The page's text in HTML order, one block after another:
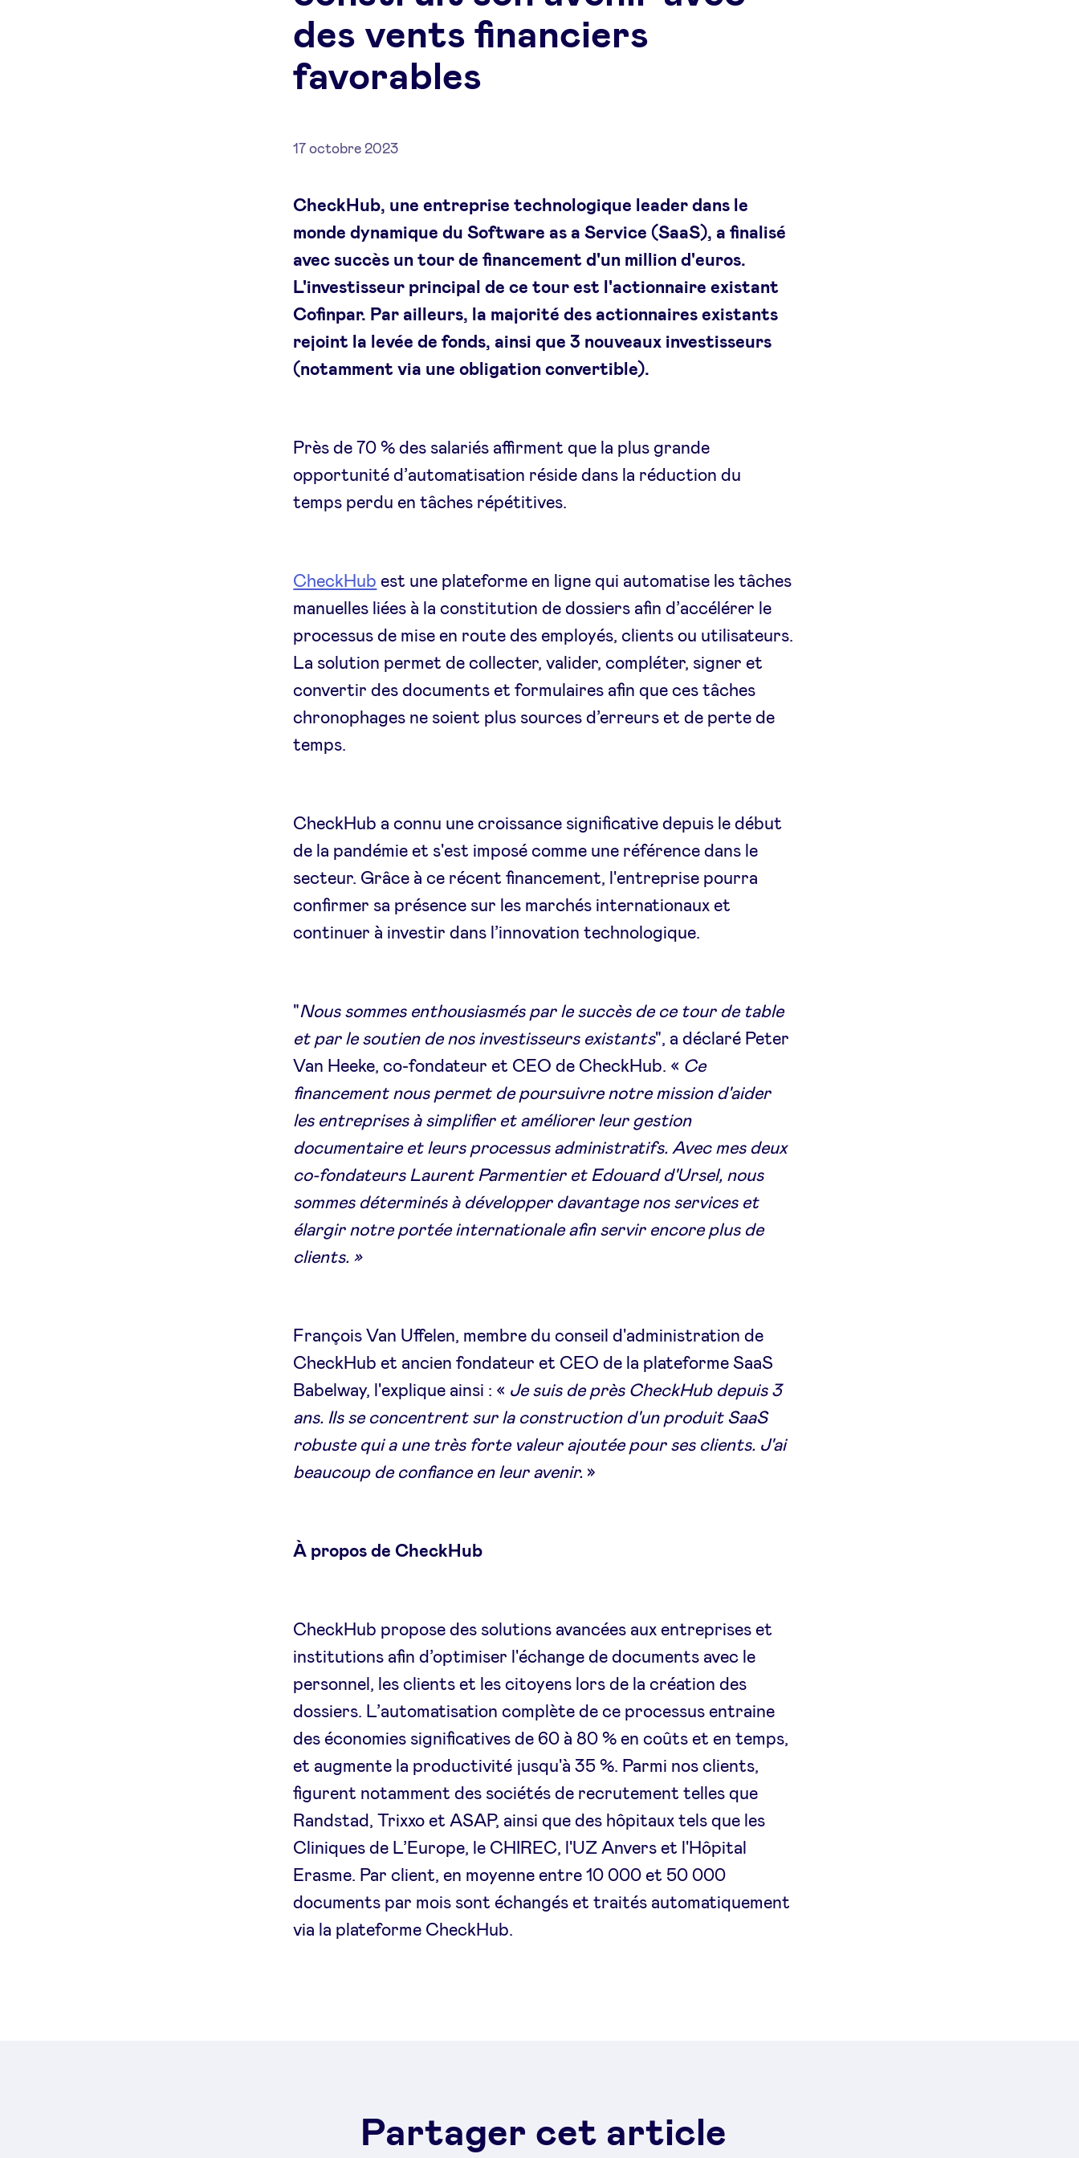
des vents financiers
favorables
17 octobre 2023
CheckHub, une entreprise technologique leader dans le
monde dynamique du Software as a Service (SaaS), a finalisé
avec succès un tour de financement d'un million d'euros.
L'investisseur principal de ce tour est l'actionnaire existant
Cofinpar. Par ailleurs, la majorité des actionnaires existants
rejoint la levée de fonds, ainsi que 3 nouveaux investisseurs
(notamment via une obligation convertible).
Près de 70 % des salariés affirment que la plus grande
opportunité d’automatisation réside dans la réduction du
temps perdu en tâches répétitives.
CheckHub est une plateforme en ligne qui automatise les tâches
manuelles liées à la constitution de dossiers afin d’accélérer le
processus de mise en route des employés, clients ou utilisateurs.
La solution permet de collecter, valider, compléter, signer et
convertir des documents et formulaires afin que ces tâches
chronophages ne soient plus sources d’erreurs et de perte de
temps.
CheckHub a connu une croissance significative depuis le début
de la pandémie et s'est imposé comme une référence dans le
secteur. Grâce à ce récent financement, l'entreprise pourra
confirmer sa présence sur les marchés internationaux et
continuer à investir dans l’innovation technologique.
"Nous sommes enthousiasmés par le succès de ce tour de table
et par le soutien de nos investisseurs existants", a déclaré Peter
Van Heeke, co-fondateur et CEO de CheckHub. « Ce
financement nous permet de poursuivre notre mission d'aider
les entreprises à simplifier et améliorer leur gestion
documentaire et leurs processus administratifs. Avec mes deux
co-fondateurs Laurent Parmentier et Edouard d'Ursel, nous
sommes déterminés à développer davantage nos services et
élargir notre portée internationale afin servir encore plus de
clients. »
François Van Uffelen, membre du conseil d'administration de
CheckHub et ancien fondateur et CEO de la plateforme SaaS
Babelway, l'explique ainsi : « Je suis de près CheckHub depuis 3
ans. Ils se concentrent sur la construction d'un produit SaaS
robuste qui a une très forte valeur ajoutée pour ses clients. J'ai
beaucoup de confiance en leur avenir. »
À propos de CheckHub
CheckHub propose des solutions avancées aux entreprises et
institutions afin d’optimiser l'échange de documents avec le
personnel, les clients et les citoyens lors de la création des
dossiers. L’automatisation complète de ce processus entraine
des économies significatives de 60 à 80 % en coûts et en temps,
et augmente la productivité jusqu'à 35 %. Parmi nos clients,
figurent notamment des sociétés de recrutement telles que
Randstad, Trixxo et ASAP, ainsi que des hôpitaux tels que les
Cliniques de L’Europe, le CHIREC, l'UZ Anvers et l'Hôpital
Erasme. Par client, en moyenne entre 10 000 et 50 000
documents par mois sont échangés et traités automatiquement
via la plateforme CheckHub.
Partager cet article